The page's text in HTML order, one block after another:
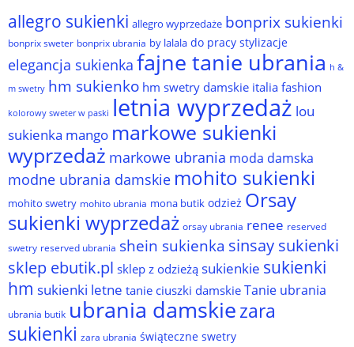
allegro sukienki allegro wyprzedaże bonprix sukienki
bonprix sweter bonprix ubrania by lalala do pracy stylizacje
elegancja sukienka fajne tanie ubrania h &
m swetry hm sukienko hm swetry damskie italia fashion
kolorowy sweter w paski letnia wyprzedaż lou
sukienka mango markowe sukienki
wyprzedaż markowe ubrania moda damska
modne ubrania damskie mohito sukienki
mohito swetry mohito ubrania mona butik odzież Orsay
sukienki wyprzedaż orsay ubrania renee reserved
swetry reserved ubrania shein sukienka sinsay sukienki
sklep ebutik.pl sklep z odzieżą sukienkie sukienki
hm sukienki letne tanie ciuszki damskie Tanie ubrania
ubrania butik ubrania damskiezara
sukienki zara ubrania świąteczne swetry